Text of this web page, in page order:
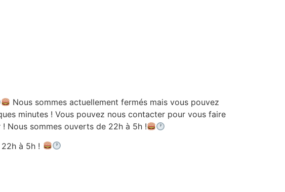
Nous sommes actuellement fermés mais vous pouvez
minutes ! Vous pouvez nous contacter pour vous faire
Nous sommes ouverts de 22h à 5h !
à 5h !